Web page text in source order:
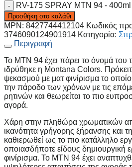
RV-175 SPRAY MTN 94 -
Προσθήκη στο καλάθι
MPN: 8427744412104 Κωδικός
3746090124901914 Κατηγορία:
Περιγραφή
Το MTN 94 έχει πάρει το όνομά του
ιδρύθηκε η Montana Colors.
ψεκασμού με ματ φινίρισμα το
την πάροδο των χρόνων με τις
ρητινών και θεωρείται το πιο
αγορά.
Χάρη στην πληθώρα χρωματικών
ικανότητα γρήγορης ξήρανσης και
καθιερωθεί ως το πιο κατάλληλο
οποιασδήποτε είδους δημιουργική
φινίρισμα. Το MTN 94 έχει